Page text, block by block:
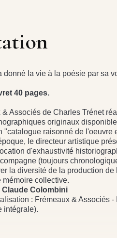
donné la vie à la poésie par sa
40 pages.
& Associés de Charles Trénet
originaux
"catalogue raisonné de
le directeur artistique
d'exhaustivité
(toujours
la diversité de la production
mémoire collective.
Claude Colombini
: Frémeaux & Associés
intégrale).